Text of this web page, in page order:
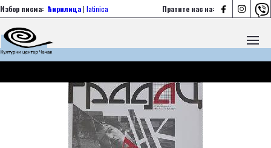
Пратите нас на:   
Избор писма: ћирилица| latinica